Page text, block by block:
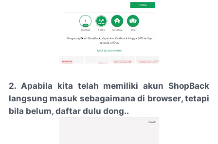
2. Apabila kita telah memiliki akun ShopBack
langsung masuk sebagaimana di browser, tetapi
bila belum, daftar dulu dong..